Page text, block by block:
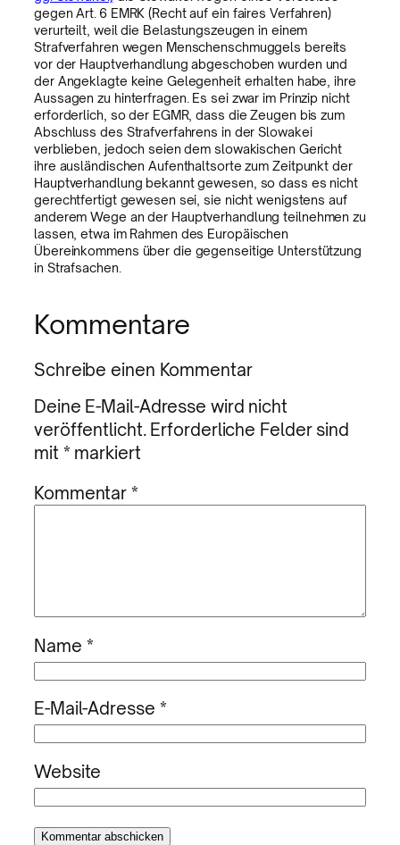
gegen Art. 6 EMRK (Recht auf ein faires Verfahren)
verurteilt, weil die Belastungszeugen in einem
Strafverfahren wegen Menschenschmuggels bereits
vor der Hauptverhandlung abgeschoben wurden und
der Angeklagte keine Gelegenheit erhalten habe, ihre
Aussagen zu hinterfragen. Es sei zwar im Prinzip nicht
erforderlich, so der EGMR, dass die Zeugen bis zum
Abschluss des Strafverfahrens in der Slowakei
verblieben, jedoch seien dem slowakischen Gericht
ihre ausländischen Aufenthaltsorte zum Zeitpunkt der
Hauptverhandlung bekannt gewesen, so dass es nicht
gerechtfertigt gewesen sei, sie nicht wenigstens auf
anderem Wege an der Hauptverhandlung teilnehmen zu
lassen, etwa im Rahmen des Europäischen
Übereinkommens über die gegenseitige Unterstützung
in Strafsachen.
Kommentare
Schreibe einen Kommentar
Deine E-Mail-Adresse wird nicht
veröffentlicht. Erforderliche Felder sind
mit * markiert
Kommentar*
Name *
E-Mail-Adresse *
Website